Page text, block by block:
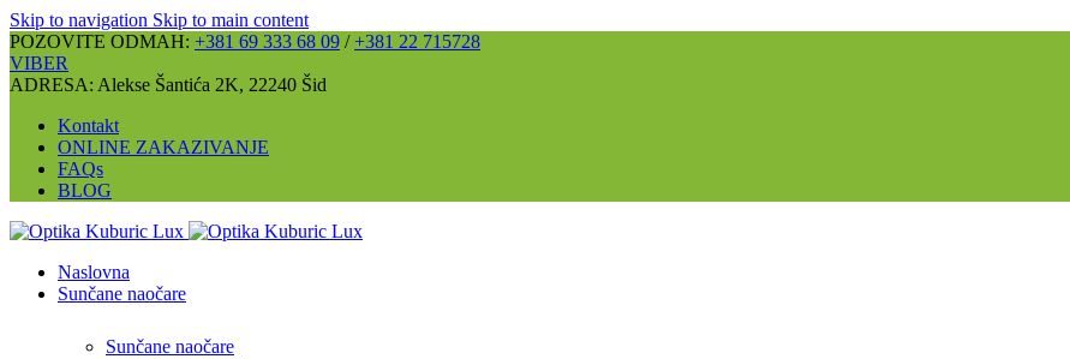
Skip to navigation Skip to main content
POZOVITE ODMAH: +381 69 333 68 09 /+381 22 715728
VIBER
ADRESA: Alekse Šantića 2K, 22240 Šid
Kontakt
ONLINE ZAKAZIVANJE
FAQs
BLOG
Naslovna
Sunčane naočare
Sunčane naočare